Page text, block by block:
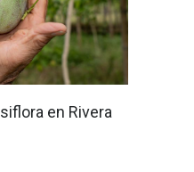
en Rivera